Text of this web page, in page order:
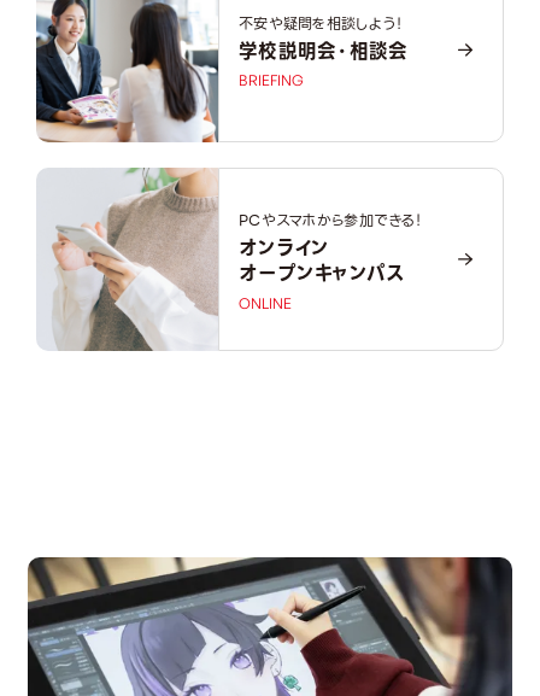
不安や疑問を相談しよう！
学校説明会・相談会
BRIEFING
PCやスマホから参加できる！
オンライン
オープンキャンパス
ONLINE